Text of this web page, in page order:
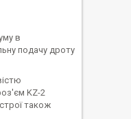
в
подачу дроту
KZ-2
також